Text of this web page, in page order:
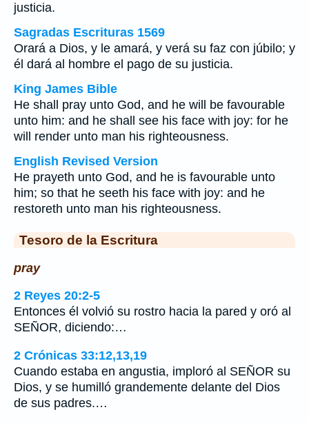
justicia.
Sagradas Escrituras 1569
Orará a Dios, y le amará, y verá su faz con júbilo; y
él dará al hombre el pago de su justicia.
King James Bible
He shall pray unto God, and he will be favourable
unto him: and he shall see his face with joy: for he
will render unto man his righteousness.
English Revised Version
He prayeth unto God, and he is favourable unto
him; so that he seeth his face with joy: and he
restoreth unto man his righteousness.
Tesoro de la Escritura
pray
2 Reyes 20:2-5
Entonces él volvió su rostro hacia la pared y oró al
SEÑOR, diciendo:…
2 Crónicas 33:12,13,19
Cuando estaba en angustia, imploró al SEÑOR su
Dios, y se humilló grandemente delante del Dios
de sus padres.…